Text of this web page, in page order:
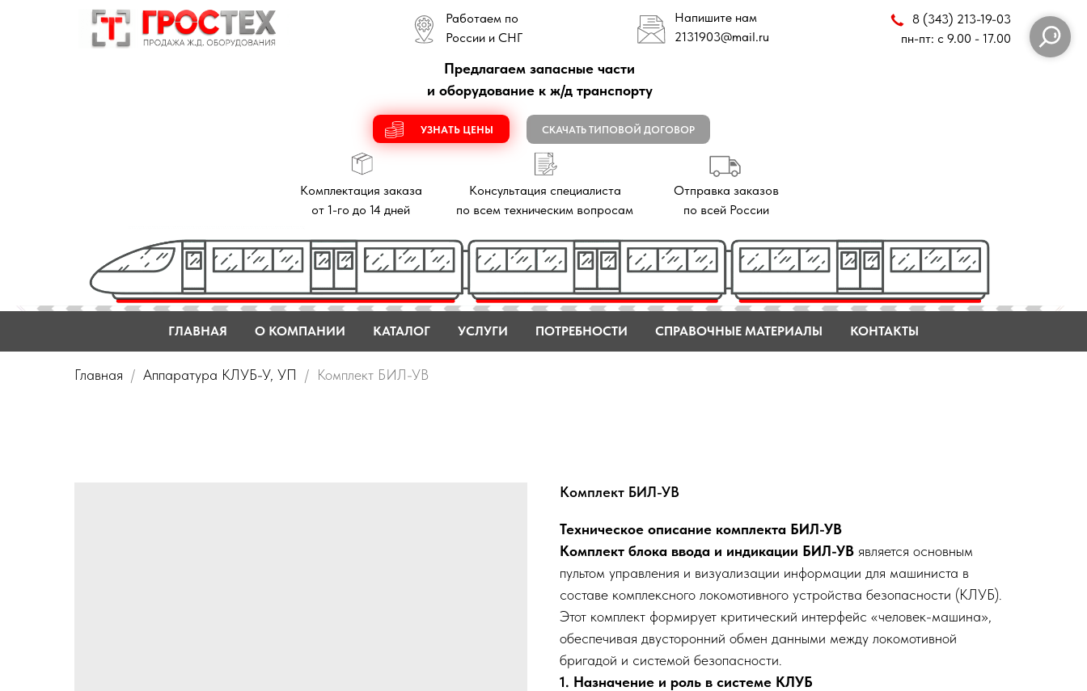
Работаем по
России и СНГ
8 (343) 213-19-03
пн-пт: с 9.00 - 17.00
Напишите нам
2131903@mail.ru
СКАЧАТЬ ТИПОВОЙ ДОГОВОР
УЗНАТЬ ЦЕНЫ
Предлагаем запасные части
и оборудование к ж/д транспорту
Комплектация заказа
от 1-го до 14 дней
Консультация специалиста
по всем техническим вопросам
по всей России
ГЛАВНАЯ О КОМПАНИИ КАТАЛОГ УСЛУГИ ПОТРЕБНОСТИ СПРАВОЧНЫЕ МАТЕРИАЛЫ КОНТАКТЫ
Главная Аппаратура КЛУБ-У, УП Комплект БИЛ-УВ
Комплект БИЛ-УВ
Техническое описание комплекта БИЛ-УВ
Комплект блока ввода и индикации БИЛ-УВ является основным
пультом управления и визуализации информации для машиниста в
составе комплексного локомотивного устройства безопасности (КЛУБ).
Этот комплект формирует критический интерфейс «человек-машина»,
обеспечивая двусторонний обмен данными между локомотивной
бригадой и системой безопасности.
1. Назначение и роль в системе КЛУБ